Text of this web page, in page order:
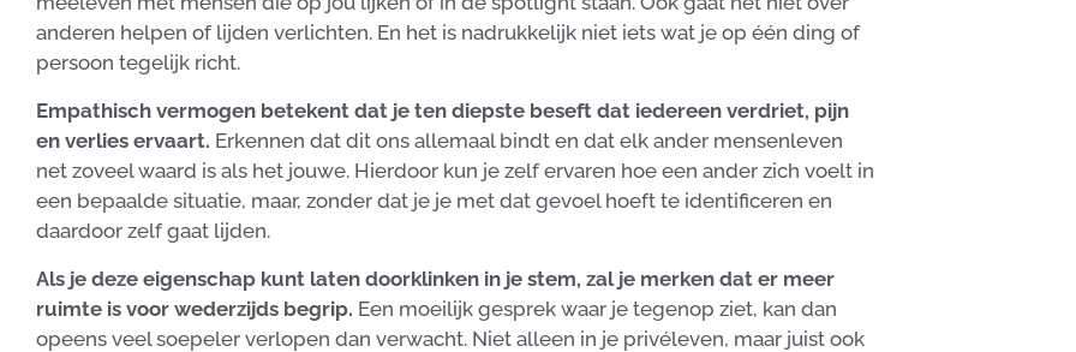
anderen helpen of lijden verlichten. En het is nadrukkelijk niet iets wat je op één ding of
persoon tegelijk richt.
Empathisch vermogen betekent dat je ten diepste beseft dat iedereen verdriet, pijn
en verlies ervaart. Erkennen dat dit ons allemaal bindt en dat elk ander mensenleven
net zoveel waard is als het jouwe. Hierdoor kun je zelf ervaren hoe een ander zich voelt in
een bepaalde situatie, maar, zonder dat je je met dat gevoel hoeft te identificeren en
daardoor zelf gaat lijden.
Als je deze eigenschap kunt laten doorklinken in je stem, zal je merken dat er meer
ruimte is voor wederzijds begrip. Een moeilijk gesprek waar je tegenop ziet, kan dan
opeens veel soepeler verlopen dan verwacht. Niet alleen in je privéleven, maar juist ook